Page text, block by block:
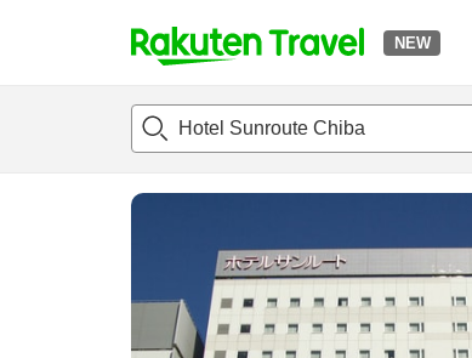
NEW
t
p
a
s
a
แนะนำที่พักห้องพักและแพลนพัก